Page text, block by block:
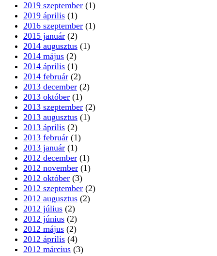
2019 szeptember (1)
2019 április (1)
2016 szeptember (1)
2015 január (2)
2014 augusztus (1)
2014 május (2)
2014 április (1)
2014 február (2)
2013 december (2)
2013 október (1)
2013 szeptember (2)
2013 augusztus (1)
2013 április (2)
2013 február (1)
2013 január (1)
2012 december (1)
2012 november (1)
2012 október (3)
2012 szeptember (2)
2012 augusztus (2)
2012 július (2)
2012 június (2)
2012 május (2)
2012 április (4)
2012 március (3)